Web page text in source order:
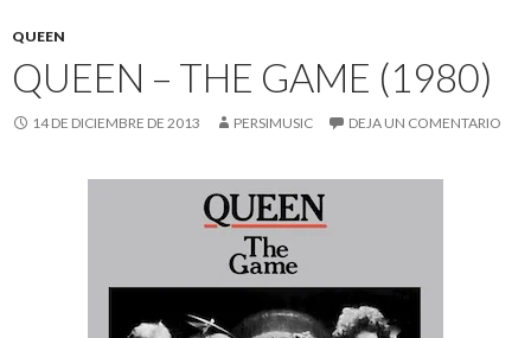
QUEEN
QUEEN – THE GAME (1980)
14 DE DICIEMBRE DE 2013 PERSIMUSIC DEJA UN COMENTARIO